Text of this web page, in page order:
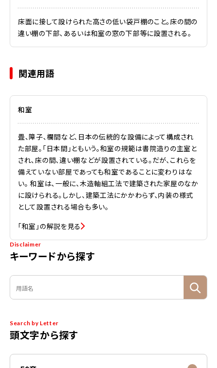
Disclaimer
キーワードから探す
Search by Letter
頭文字から探す
床面に接して設けられた高さの低い袋戸棚のこと。床の間の
違い棚の下部、あるいは和室の窓の下部等に設置される。
関連用語
和室
畳、障子、欄間など、日本の伝統的な設備によって構成され
た部屋。「日本間」ともいう。和室の規範は書院造りの主室と
され、床の間、違い棚などが設置されている。だが、これらを
備えていない部屋であっても和室であることに変わりはな
い。 和室は、一般に、木造軸組工法で建築された家屋のなか
に設けられる。しかし、建築工法にかかわらず、内装の様式
として設置される場合も多い。
「和室」の解説を見る